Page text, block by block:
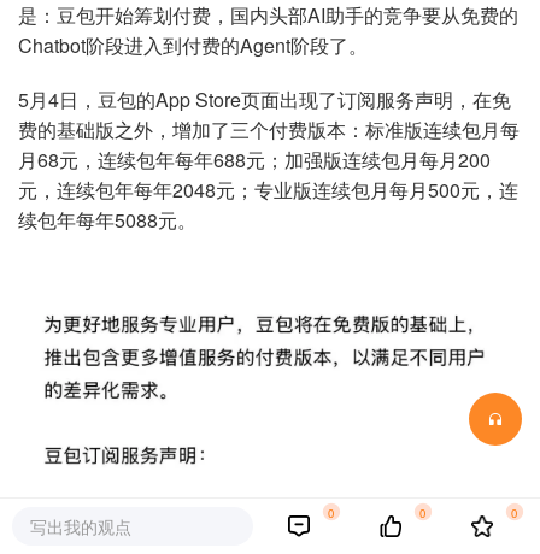
是：豆包开始筹划付费，国内头部AI助手的竞争要从免费的
Chatbot阶段进入到付费的Agent阶段了。
5月4日，豆包的App Store页面出现了订阅服务声明，在免
费的基础版之外，增加了三个付费版本：标准版连续包月每
月68元，连续包年每年688元；加强版连续包月每月200
元，连续包年每年2048元；专业版连续包月每月500元，连
续包年每年5088元。
写出我的观点
0 0 0